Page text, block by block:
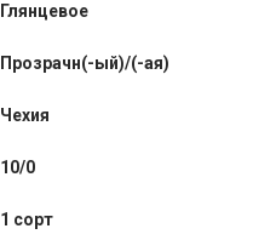
Глянцевое
Прозрачн(-ый)/(-ая)
Чехия
10/0
1 сорт